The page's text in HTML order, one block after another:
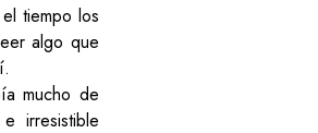
tiempo los
algo que
mucho de
irresistible